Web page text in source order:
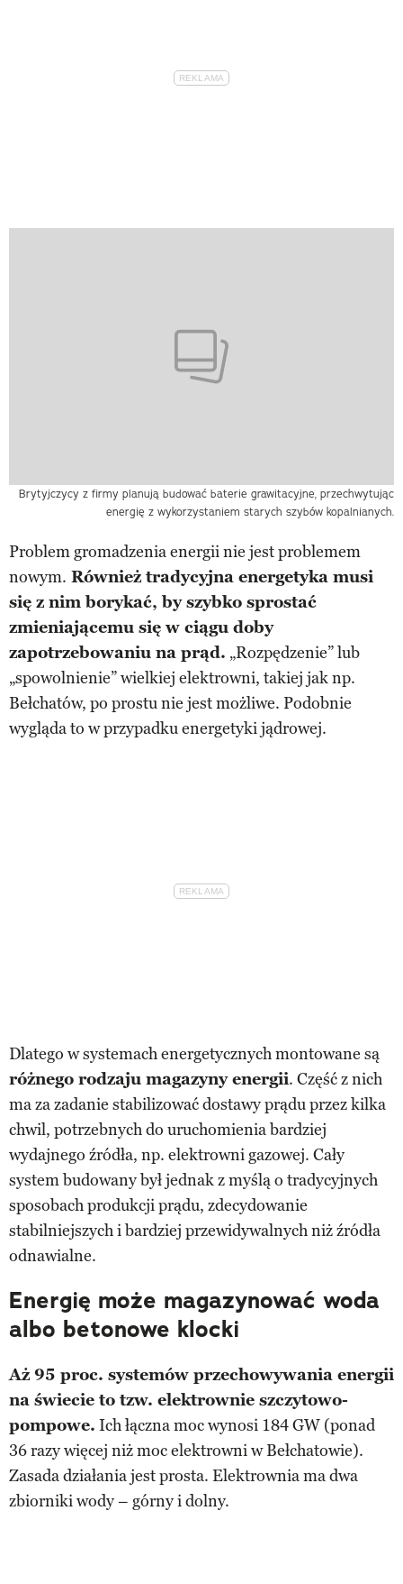
Brytyjczycy z firmy planują budować baterie grawitacyjne, przechwytując
energię z wykorzystaniem starych szybów kopalnianych.
Problem gromadzenia energii nie jest problemem
nowym. Również tradycyjna energetyka musi
się z nim borykać, by szybko sprostać
zmieniającemu się w ciągu doby
zapotrzebowaniu na prąd. „Rozpędzenie” lub
„spowolnienie” wielkiej elektrowni, takiej jak np.
Bełchatów, po prostu nie jest możliwe. Podobnie
wygląda to w przypadku energetyki jądrowej.
Dlatego w systemach energetycznych montowane są
różnego rodzaju magazyny energii. Część z nich
ma za zadanie stabilizować dostawy prądu przez kilka
chwil, potrzebnych do uruchomienia bardziej
wydajnego źródła, np. elektrowni gazowej. Cały
system budowany był jednak z myślą o tradycyjnych
sposobach produkcji prądu, zdecydowanie
stabilniejszych i bardziej przewidywalnych niż źródła
odnawialne.
Energię może magazynować woda
albo betonowe klocki
Aż 95 proc. systemów przechowywania energii
na świecie to tzw. elektrownie szczytowo-
pompowe. Ich łączna moc wynosi 184 GW (ponad
36 razy więcej niż moc elektrowni w Bełchatowie).
Zasada działania jest prosta. Elektrownia ma dwa
zbiorniki wody – górny i dolny.